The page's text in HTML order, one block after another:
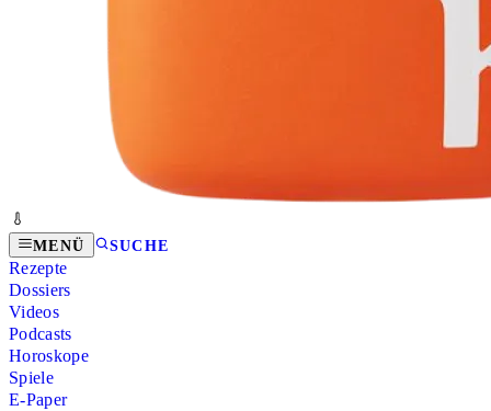
MENÜ SUCHE
Rezepte
Dossiers
Videos
Podcasts
Horoskope
Spiele
E-Paper